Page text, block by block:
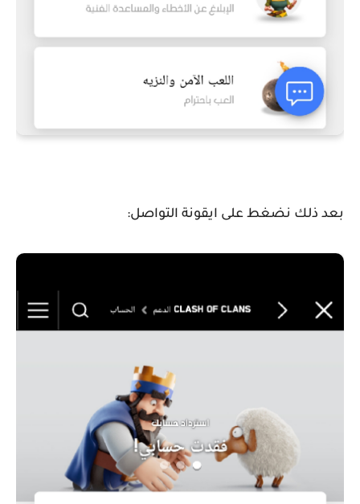
بعد ذلك نضغط على ايقونة التواصل: